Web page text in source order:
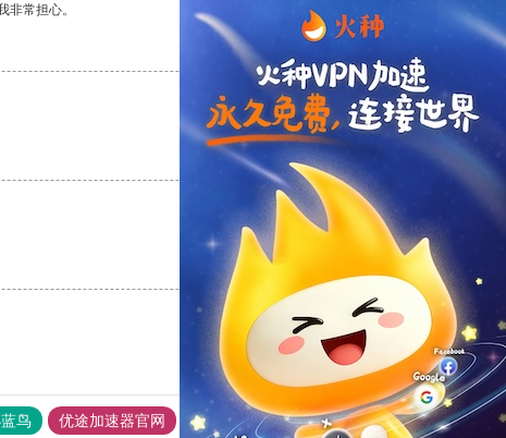
常担心。
反对
反对[0]
鸟 优途加速器官网 风驰加速器 旋风加速器 八戒看书